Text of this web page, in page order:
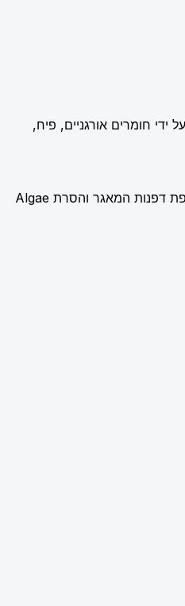
ידי חומרים אורגניים, פיח,
תהליך ניקוי וחיטוי מאגרי מים כולל מספר שלבים חשובים. בשלב הראשון מתבצע ניקוי פיזי, שבו מסירים את הלכלוך והפסולת הצפה במאגר. זה כולל שאיבת מים, שטיפת דפנות המאגר והסרת Algae